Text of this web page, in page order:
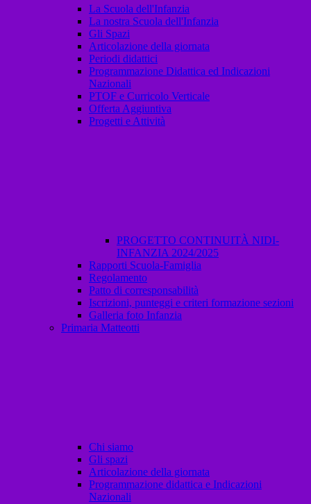
La Scuola dell'Infanzia
La nostra Scuola dell'Infanzia
Gli Spazi
Articolazione della giornata
Periodi didattici
Programmazione Didattica ed Indicazioni
Nazionali
PTOF e Curricolo Verticale
Offerta Aggiuntiva
Progetti e Attività
PROGETTO CONTINUITÀ NIDI-
INFANZIA 2024/2025
Rapporti Scuola-Famiglia
Regolamento
Patto di corresponsabilità
Iscrizioni, punteggi e criteri formazione sezioni
Galleria foto Infanzia
Primaria Matteotti
Chi siamo
Gli spazi
Articolazione della giornata
Programmazione didattica e Indicazioni
Nazionali